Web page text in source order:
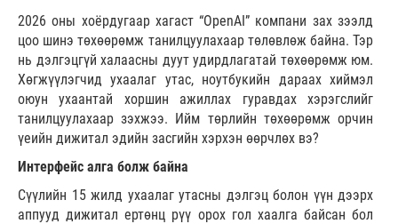
2026 оны хоёрдугаар хагаст “OpenAI” компани зах зээлд
цоо шинэ төхөөрөмж танилцуулахаар төлөвлөж байна. Тэр
нь дэлгэцгүй халаасны дуут удирдлагатай төхөөрөмж юм.
Хөгжүүлэгчид ухаалаг утас, ноутбукийн дараах хиймэл
оюун ухаантай хоршин ажиллах гуравдах хэрэгслийг
танилцуулахаар зэхжээ. Ийм төрлийн төхөөрөмж орчин
үеийн дижитал эдийн засгийн хэрхэн өөрчлөх вэ?
Интерфейс алга болж байна
Сүүлийн 15 жилд ухаалаг утасны дэлгэц болон үүн дээрх
аппууд дижитал ертөнц рүү орох гол хаалга байсан бол